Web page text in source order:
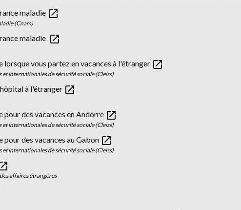
maladie open_in_new
(Cnam)
maladie open_in_new
vous partez en vacances à l'étranger open_in_new
internationales de sécurité sociale (Cleiss)
à l'étranger open_in_new
des vacances en Andorre open_in_new
internationales de sécurité sociale (Cleiss)
des vacances au Gabon open_in_new
internationales de sécurité sociale (Cleiss)
affaires étrangères